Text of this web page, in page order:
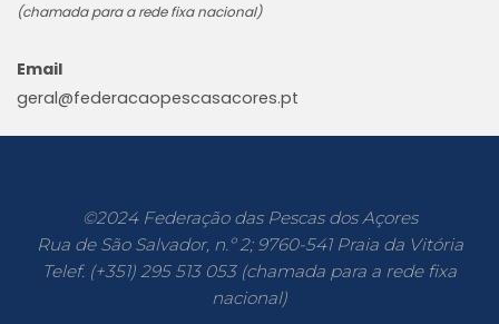
(chamada para a rede fixa nacional)
Email
geral@federacaopescasacores.pt
©2024 Federação das Pescas dos Açores
Rua de São Salvador, n.º 2; 9760-541 Praia da Vitória
Telef. (+351) 295 513 053 (chamada para a rede fixa
nacional)